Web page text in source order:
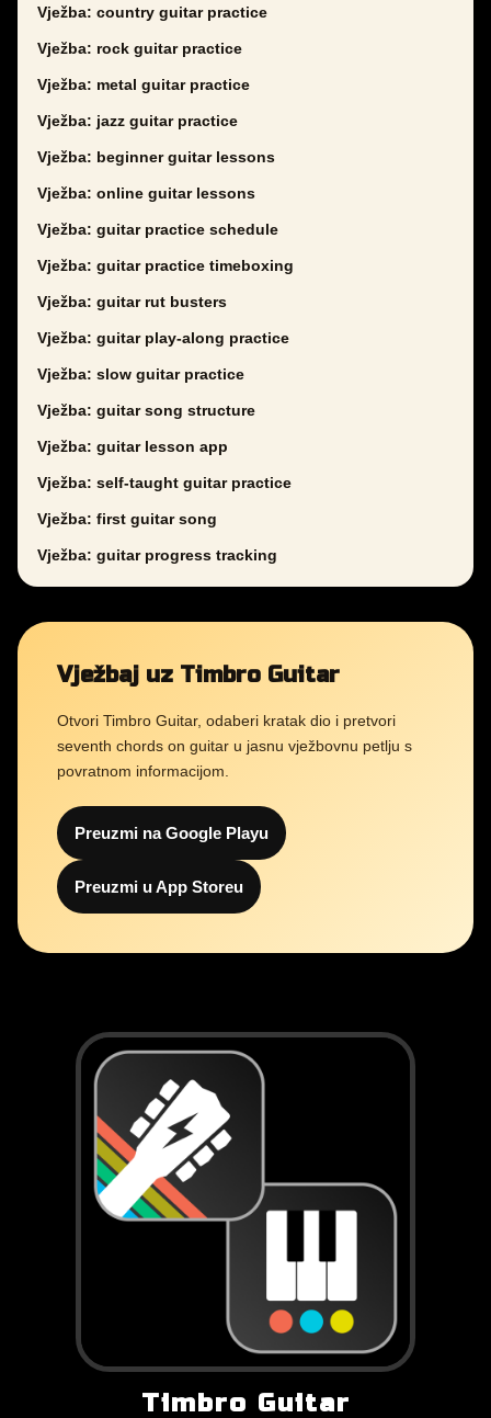
Vježba: country guitar practice
Vježba: rock guitar practice
Vježba: metal guitar practice
Vježba: jazz guitar practice
Vježba: beginner guitar lessons
Vježba: online guitar lessons
Vježba: guitar practice schedule
Vježba: guitar practice timeboxing
Vježba: guitar rut busters
Vježba: guitar play-along practice
Vježba: slow guitar practice
Vježba: guitar song structure
Vježba: guitar lesson app
Vježba: self-taught guitar practice
Vježba: first guitar song
Vježba: guitar progress tracking
Vježbaj uz Timbro Guitar
Otvori Timbro Guitar, odaberi kratak dio i pretvori
seventh chords on guitar u jasnu vježbovnu petlju s
povratnom informacijom.
Preuzmi na Google Playu
Preuzmi u App Storeu
Timbro Guitar